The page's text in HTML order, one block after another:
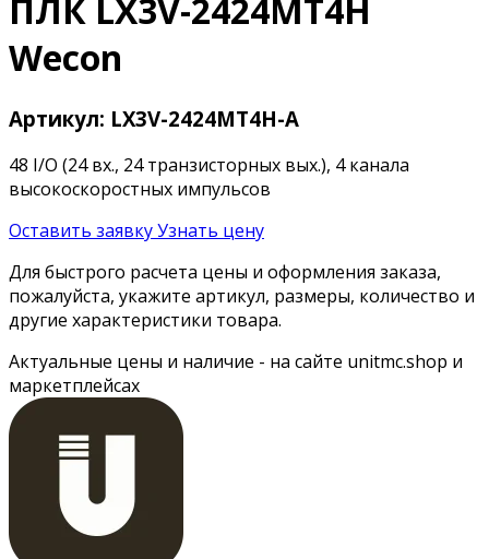
ПЛК LX3V-2424MT4H
Wecon
Артикул: LX3V-2424MT4H-A
48 I/O (24 вх., 24 транзисторных вых.), 4 канала
высокоскоростных импульсов
Оставить заявкуУзнать цену
Для быстрого расчета цены и оформления заказа,
пожалуйста, укажите артикул, размеры, количество и
другие характеристики товара.
Актуальные цены и наличие - на сайте unitmc.shop и
маркетплейсах